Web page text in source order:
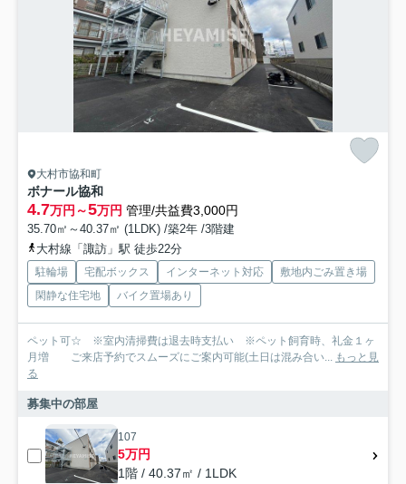
大村市協和町
ボナール協和
4.7万円～5万円 管理/共益費3,000円
35.70㎡～40.37㎡ (1LDK) /築2年 /3階建
大村線「諏訪」駅 徒歩22分
駐輪場 宅配ボックス インターネット対応
敷地内ごみ置き場
閑静な住宅地
バイク置場あり
ペット可☆ ※室内清掃費は退去時支払い ※ペット飼育時、礼金１ヶ
月増 ご来店予約でスムーズにご案内可能(土日は混み合い... もっと見
る
募集中の部屋
107
5万円
1階 / 40.37㎡ / 1LDK